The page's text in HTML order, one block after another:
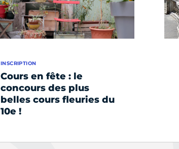
Cours en fête : le
concours des plus
belles cours fleuries du
10e !
INSCRIPTION